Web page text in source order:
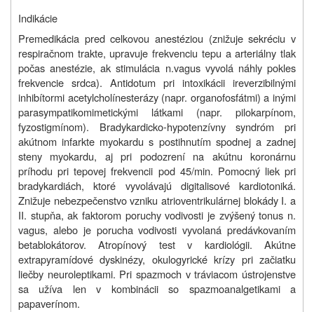
Indikácie
Premedikácia pred celkovou anestéziou (znižuje sekréciu v
respiračnom trakte, upravuje frekvenciu tepu a arteriálny tlak
počas anestézie, ak stimulácia n.vagus vyvolá náhly pokles
frekvencie srdca). Antidotum pri intoxikácii ireverzibilnými
inhibítormi acetylcholínesterázy (napr. organofosfátmi) a inými
parasympatikomimetickými látkami (napr. pilokarpínom,
fyzostigmínom). Bradykardicko-hypotenzívny syndróm pri
akútnom infarkte myokardu s postihnutím spodnej a zadnej
steny myokardu, aj pri podozrení na akútnu koronárnu
príhodu pri tepovej frekvencii pod 45/min. Pomocný liek pri
bradykardiách, ktoré vyvolávajú digitalisové kardiotoniká.
Znižuje nebezpečenstvo vzniku atrioventrikulárnej blokády I. a
II. stupňa, ak faktorom poruchy vodivosti je zvýšený tonus n.
vagus, alebo je porucha vodivosti vyvolaná predávkovaním
betablokátorov. Atropínový test v kardiológii. Akútne
extrapyramídové dyskinézy, okulogyrické krízy pri začiatku
liečby neuroleptikami. Pri spazmoch v tráviacom ústrojenstve
sa užíva len v kombinácii so spazmoanalgetikami a
papaverínom.